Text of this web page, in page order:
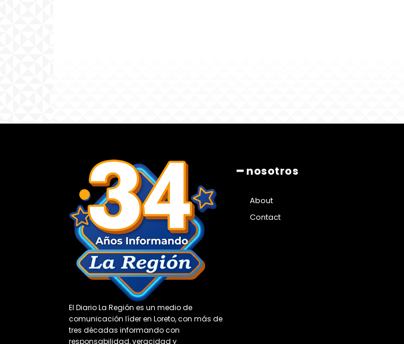
El Diario La Región es un medio de
comunicación líder en Loreto, con más de
tres décadas informando con
responsabilidad, veracidad y
━ nosotros
About
Contact